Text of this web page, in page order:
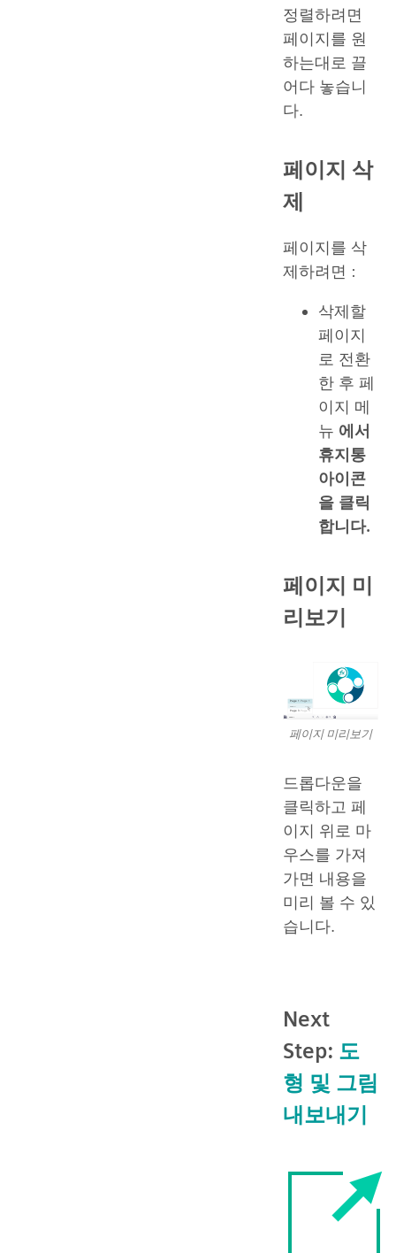
정렬하려면
페이지를 원
하는대로 끌
어다 놓습니
다.
페이지 삭
제
페이지를 삭
제하려면 :
삭제할
페이지
로 전환
한 후 페
이지 메
뉴 에서
휴지통
아이콘
을 클릭
합니다.
페이지 미
리보기
페이지 미리보기
드롭다운을
클릭하고 페
이지 위로 마
우스를 가져
가면 내용을
미리 볼 수 있
습니다.
Next
Step: 도
형 및 그림
내보내기